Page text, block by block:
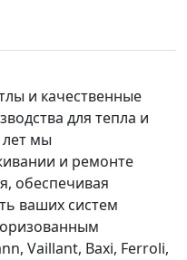
и качественные
для тепла и
мы
и ремонте
обеспечивая
ваших систем
Vaillant, Baxi, Ferroli,